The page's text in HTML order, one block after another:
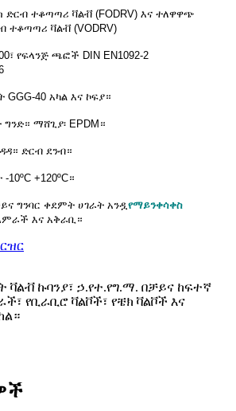
ድርብ ተቆጣጣሪ ቫልቭ (FODRV) እና ተለዋዋጭ
ተቆጣጣሪ ቫልቭ (VODRV)
የፍላንጅ ጫፎች DIN EN1092-2
GGG-40 አካል እና ኮፍያ።
ማሸጊያ፡ EPDM።
ድርብ ደንብ።
+120ºC።
ግንባር ቀደምት ሀገራት አንዷየማይንቀሳቀስ
እና አቅራቢ።
ቫልቭ ኩባንያ፣ ኃ.የተ.የግ.ማ. በቻይና ከፍተኛ
የቢራቢሮ ቫልቮች፣ የቼክ ቫልቮች እና